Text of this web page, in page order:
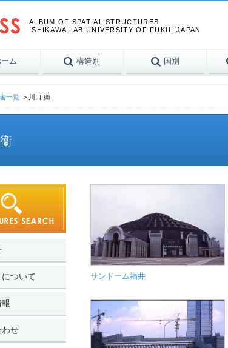
ALBUM OF SPATIAL STRUCTURES
ISHIKAWA LAB UNIVERSITY OF FUKUI JAPAN
ム 構造別 国別
一覧 川口 衞
サンドーム福井
ついて
わせ